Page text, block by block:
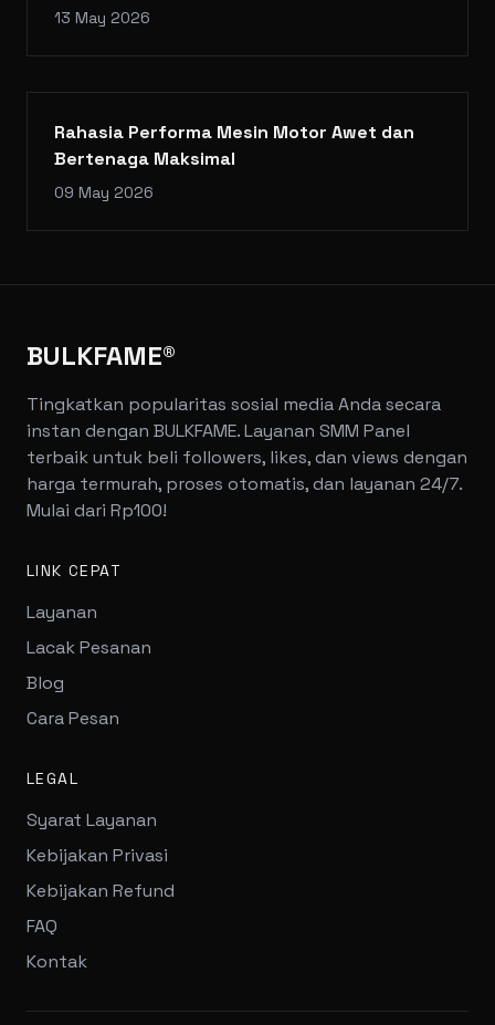
13 May 2026
Rahasia Performa Mesin Motor Awet dan
Bertenaga Maksimal
09 May 2026
BULKFAME®
Tingkatkan popularitas sosial media Anda secara
instan dengan BULKFAME. Layanan SMM Panel
terbaik untuk beli followers, likes, dan views dengan
harga termurah, proses otomatis, dan layanan 24/7.
Mulai dari Rp100!
LINK CEPAT
Layanan
Lacak Pesanan
Blog
Cara Pesan
LEGAL
Syarat Layanan
Kebijakan Privasi
Kebijakan Refund
FAQ
Kontak